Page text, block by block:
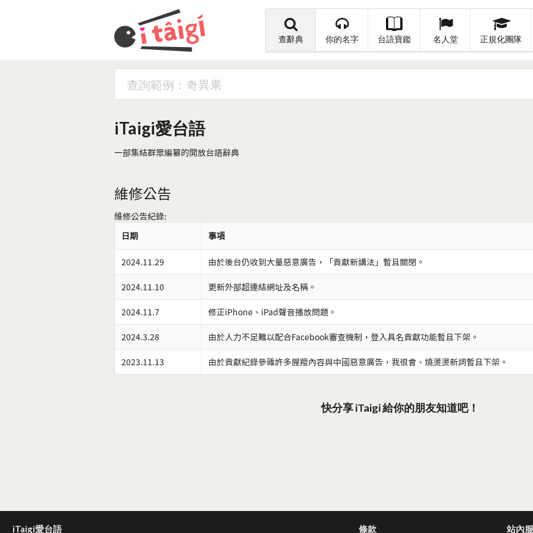
查辭典 你的名字 台語寶鑑 名人堂 正規化團隊
iTaigi愛台語
一部集結群眾編纂的開放台語辭典
維修公告
維修公告紀錄:
日期
事項
2024.11.29 由於後台仍收到大量惡意廣告，「貢獻新講法」暫且關閉。
2024.11.10 更新外部超連結網址及名稱。
2024.11.7 修正iPhone、iPad聲音播放問題。
2024.3.28 由於人力不足難以配合Facebook審查機制，登入具名貢獻功能暫且下架。
2023.11.13 由於貢獻紀錄參雜許多腥羶內容與中國惡意廣告，我很會、燒燙燙新詞暫且下架。
快分享 iTaigi 給你的朋友知道吧！
iTaigi愛台語 條款 站內